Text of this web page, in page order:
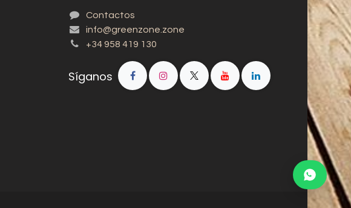
Contactos
info@greenzone.zone
+34 958 419 130
Síganos